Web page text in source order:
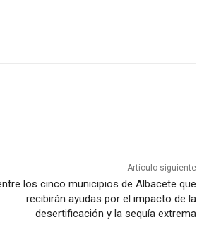
Artículo siguiente
los cinco municipios de Albacete que
recibirán ayudas por el impacto de la
desertificación y la sequía extrema